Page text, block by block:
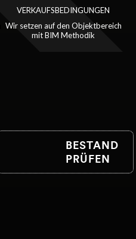
BESTAND
PRÜFEN
VERKAUFSBEDINGUNGEN
Wir setzen auf den Objektbereich
mit BIM Methodik